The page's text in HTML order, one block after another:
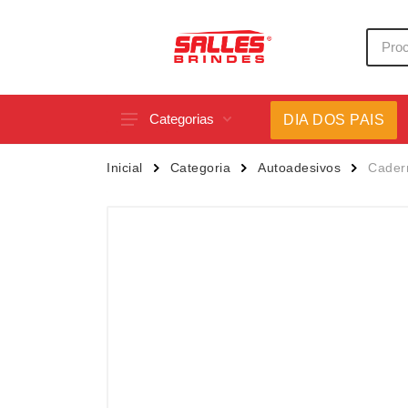
Categorias
Acessórios p/ Celular
Canecas
DIA DOS PAIS
Inicial Categoria Autoadesivos